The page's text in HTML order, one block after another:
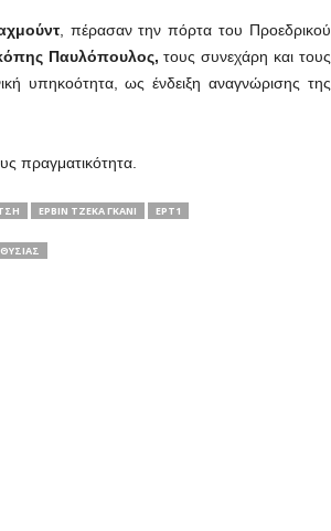
, πέρασαν την πόρτα του Προεδρικού
Παυλόπουλος, τους συνεχάρη και τους
υπηκοότητα, ως ένδειξη αναγνώρισης της
πραγματικότητα.
ΕΡΒΊΝ ΤΖΈΚΑ ΓΚΆΝΙ
ΕΡΤ1